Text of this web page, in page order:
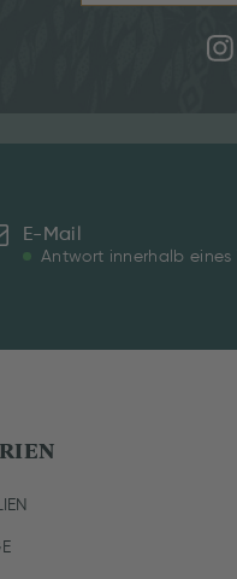
E-Mail
Antwort innerhalb eines